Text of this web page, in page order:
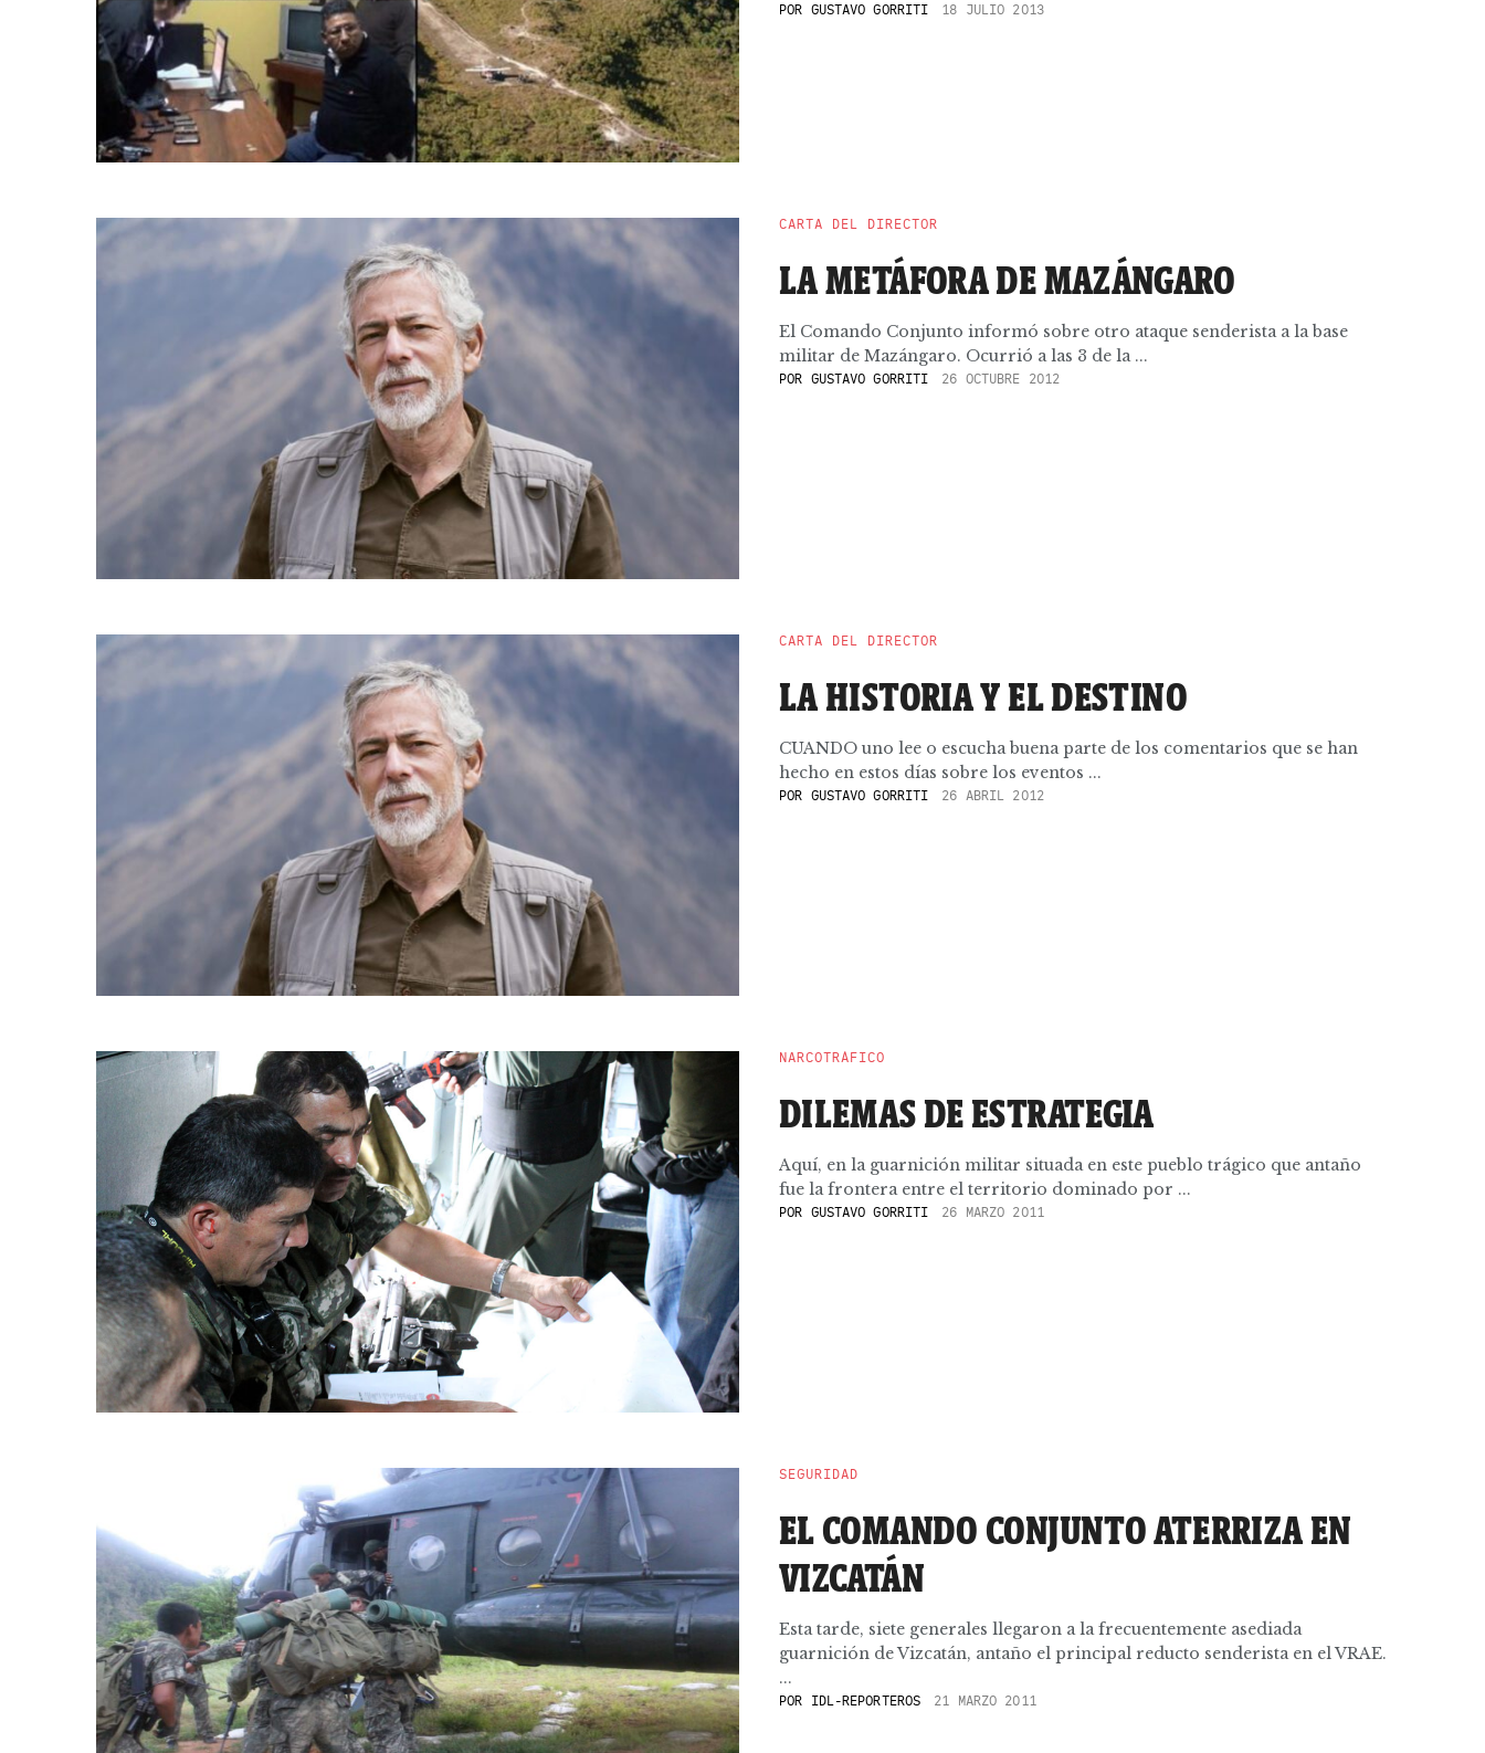
POR GUSTAVO GORRITI 18 JULIO 2013
CARTA DEL DIRECTOR
LA METÁFORA DE MAZÁNGARO
El Comando Conjunto informó sobre otro ataque senderista a la base
militar de Mazángaro. Ocurrió a las 3 de la ...
POR GUSTAVO GORRITI 26 OCTUBRE 2012
CARTA DEL DIRECTOR
LA HISTORIA Y EL DESTINO
CUANDO uno lee o escucha buena parte de los comentarios que se han
hecho en estos días sobre los eventos ...
POR GUSTAVO GORRITI 26 ABRIL 2012
NARCOTRÁFICO
DILEMAS DE ESTRATEGIA
Aquí, en la guarnición militar situada en este pueblo trágico que antaño
fue la frontera entre el territorio dominado por ...
POR GUSTAVO GORRITI 26 MARZO 2011
SEGURIDAD
EL COMANDO CONJUNTO ATERRIZA EN
VIZCATÁN
Esta tarde, siete generales llegaron a la frecuentemente asediada
guarnición de Vizcatán, antaño el principal reducto senderista en el VRAE.
...
POR IDL-REPORTEROS 21 MARZO 2011